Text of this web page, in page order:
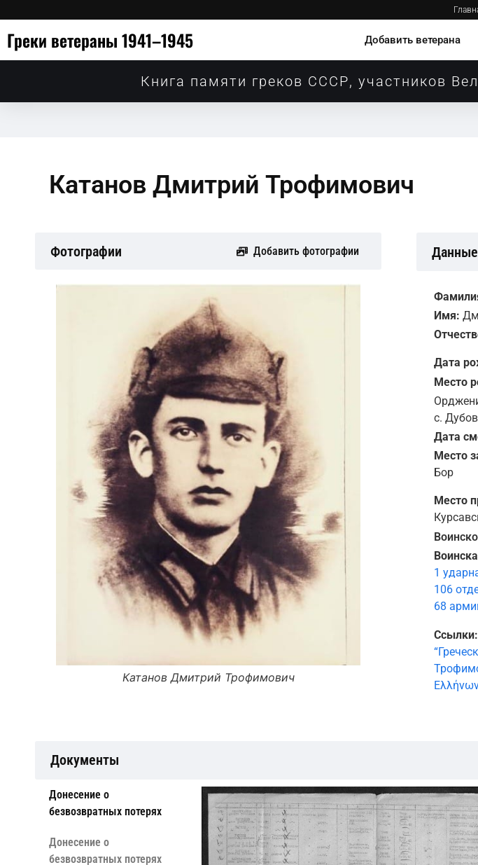
Греки ветераны 1941–1945 Добавить ветерана
Книга памяти греков СССР, участников
Катанов Дмитрий Трофимович
Фотографии Добавить фотографии
Катанов Дмитрий Трофимович
Данные
Имя:
Дата
Место
с.
Дата
Место
Бор
Место
1
106
68
Ссылки:
Документы
Донесение о
безвозвратных потерях
Донесение о
безвозвратных потерях